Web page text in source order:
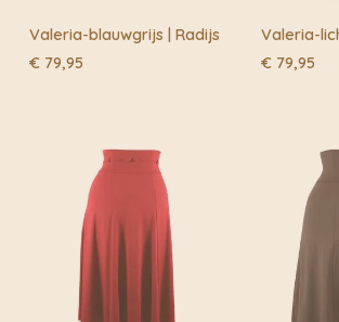
Valeria-blauwgrijs | Radijs
€ 79,95
Valeria-
€ 79,95